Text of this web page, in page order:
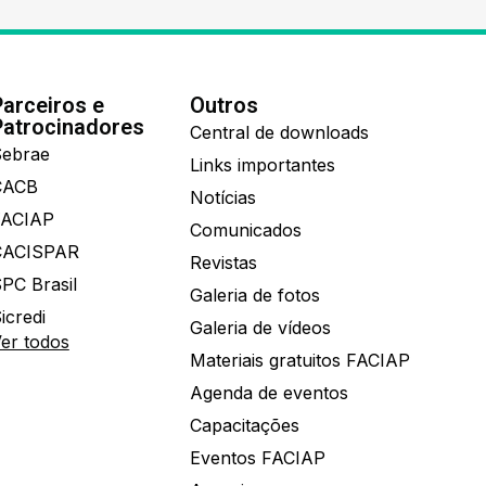
e
Brasil
todos
Outros
Central de downloads
Links importantes
Notícias
Comunicados
Revistas
Galeria de fotos
Galeria de vídeos
Materiais gratuitos FACIAP
Agenda de eventos
Capacitações
Eventos FACIAP